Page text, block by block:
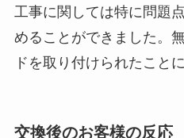
工事に関しては特に問題
めることができました。
ドを取り付けられたこと
交換後のお客様の反応